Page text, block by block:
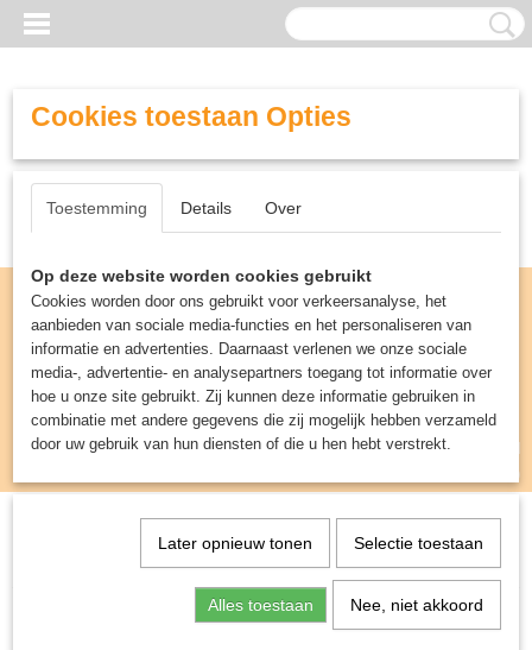
Inloggen Registreren
UW WINKELWAGEN
(0)
Spellen & Puzzels> Pocket Escape Room:
Black-out in Tokio - Kaartspel
Cookies toestaan Opties
Toestemming Details Over
Op deze website worden cookies gebruikt
Cookies worden door ons gebruikt voor verkeersanalyse, het
aanbieden van sociale media-functies en het personaliseren van
informatie en advertenties. Daarnaast verlenen we onze sociale
media-, advertentie- en analysepartners toegang tot informatie over
hoe u onze site gebruikt. Zij kunnen deze informatie gebruiken in
combinatie met andere gegevens die zij mogelijk hebben verzameld
door uw gebruik van hun diensten of die u hen hebt verstrekt.
Later opnieuw tonen Selectie toestaan
Alles toestaan Nee, niet akkoord